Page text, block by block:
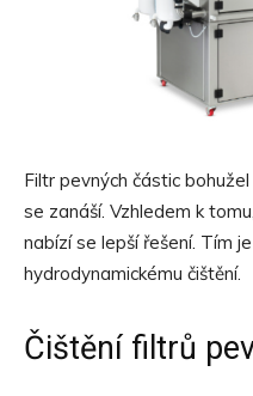
Filtr pevných částic
se zanáší. Vzhledem k
nabízí se lepší řešení. Tím
hydrodynamickému čištění.
Čištění filtrů